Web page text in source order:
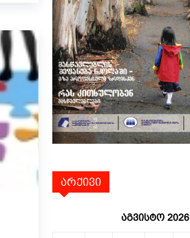
არქივი
აგვისტო 2026